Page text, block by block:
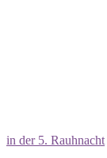
in der 5. Rauhnacht